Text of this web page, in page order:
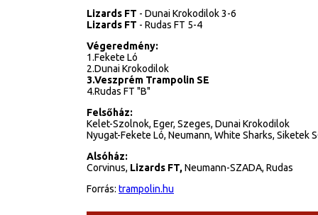
Lizards FT - Dunai Krokodilok 3-6
Lizards FT - Rudas FT 5-4
Végeredmény:
1.Fekete Ló
2.Dunai Krokodilok
3.Veszprém Trampolin SE
4.Rudas FT "B"
Felsőház:
Kelet-Szolnok, Eger, Szeges, Dunai Krokodilok
Nyugat-Fekete Ló, Neumann, White Sharks, Siketek
Alsóház:
Corvinus, Lizards FT,Neumann-SZADA, Rudas
Forrás: trampolin.hu